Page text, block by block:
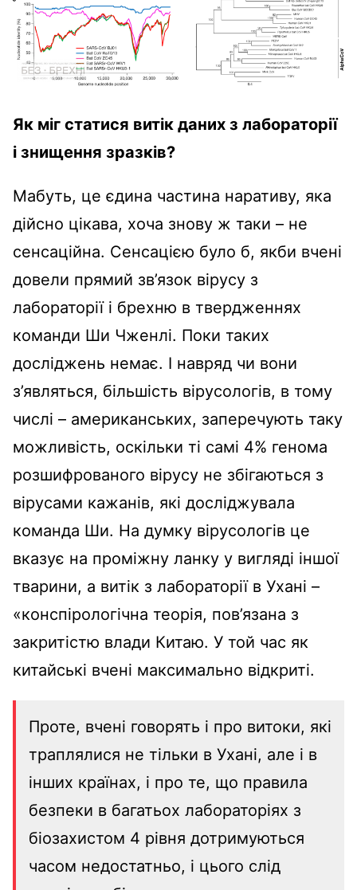
Як міг статися витік даних з лабораторії
і знищення зразків?
Мабуть, це єдина частина наративу, яка
дійсно цікава, хоча знову ж таки – не
сенсаційна. Сенсацією було б, якби вчені
довели прямий зв’язок вірусу з
лабораторії і брехню в твердженнях
команди Ши Чженлі. Поки таких
досліджень немає. І навряд чи вони
з’являться, більшість вірусологів, в тому
числі – американських, заперечують таку
можливість, оскільки ті самі 4% генома
розшифрованого вірусу не збігаються з
вірусами кажанів, які досліджувала
команда Ши. На думку вірусологів це
вказує на проміжну ланку у вигляді іншої
тварини, а витік з лабораторії в Ухані –
«конспірологічна теорія, пов’язана з
закритістю влади Китаю. У той час як
китайські вчені максимально відкриті.
Проте, вчені говорять і про витоки, які
траплялися не тільки в Ухані, але і в
інших країнах, і про те, що правила
безпеки в багатьох лабораторіях з
біозахистом 4 рівня дотримуються
часом недостатньо, і цього слід